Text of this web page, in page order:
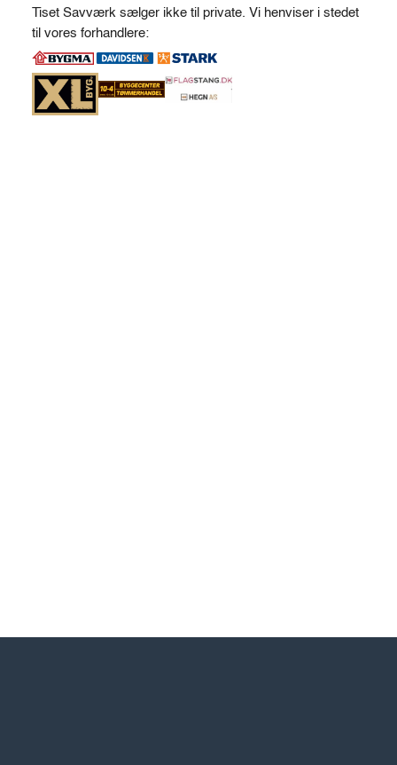
t
e
r
n
t
Tiset Savværk sælger ikke til private. Vi henviser i stedet
til vores forhandlere: